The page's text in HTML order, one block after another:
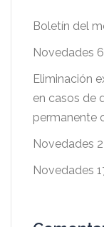
Boletín del
Novedades
Eliminación
en casos de
permanente
Novedades
Novedades